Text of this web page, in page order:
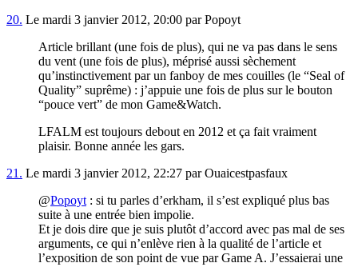
20. Le mardi 3 janvier 2012, 20:00 par Popoyt
Article brillant (une fois de plus), qui ne va pas dans le sens
du vent (une fois de plus), méprisé aussi sèchement
qu’instinctivement par un fanboy de mes couilles (le “Seal of
Quality” suprême) : j’appuie une fois de plus sur le bouton
“pouce vert” de mon Game&Watch.
LFALM est toujours debout en 2012 et ça fait vraiment
plaisir. Bonne année les gars.
21. Le mardi 3 janvier 2012, 22:27 par Ouaicestpasfaux
@Popoyt : si tu parles d’erkham, il s’est expliqué plus bas
suite à une entrée bien impolie.
Et je dois dire que je suis plutôt d’accord avec pas mal de ses
arguments, ce qui n’enlève rien à la qualité de l’article et
l’exposition de son point de vue par Game A. J’essaierai une